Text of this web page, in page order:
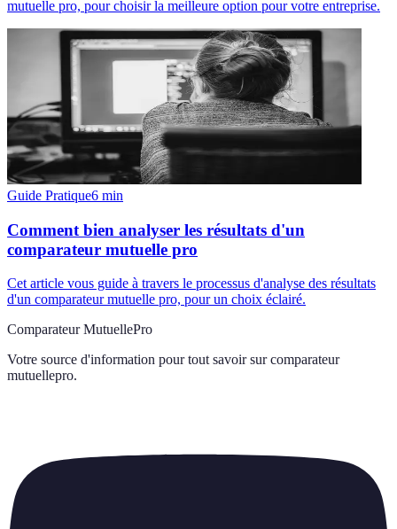
mutuelle pro, pour choisir la meilleure option pour votre entreprise.
Guide Pratique6 min
Comment bien analyser les résultats d'un
comparateur mutuelle pro
Cet article vous guide à travers le processus d'analyse des résultats
d'un comparateur mutuelle pro, pour un choix éclairé.
Comparateur MutuellePro
Votre source d'information pour tout savoir sur comparateur
mutuellepro.